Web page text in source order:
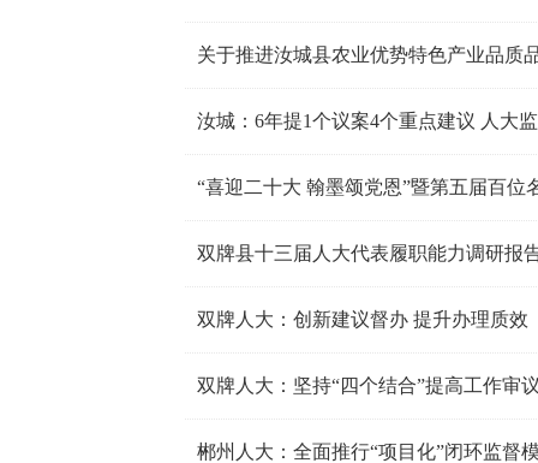
关于推进汝城县农业优势特色产业品质
汝城：6年提1个议案4个重点建议 人大
“喜迎二十大 翰墨颂党恩”暨第五届百位
双牌县十三届人大代表履职能力调研报
双牌人大：创新建议督办 提升办理质效
双牌人大：坚持“四个结合”提高工作审
郴州人大：全面推行“项目化”闭环监督